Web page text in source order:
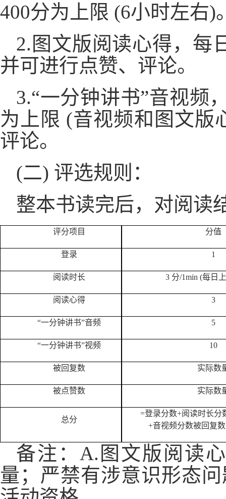
400分为上限 (6小时左右)
2.图文版阅读心得，每
并可进行点赞、评论。
3.“一分钟讲书”音视频
为上限 (音视频和图文版
评论。
(二) 评选规则：
整本书读完后，对阅读
评分项目 分值
登录 1
阅读时长 3 分/1min (每日
阅读心得 3
“一分钟讲书”音频 5
“一分钟讲书”视频 10
被回复数 实际数
被点赞数 实际数
总分
=登录分数+阅读时长分
+音视频分数被回复
备注： A.图文版阅读
量；严禁有涉意识形态